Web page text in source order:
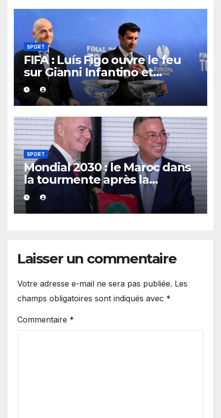
SPORT
FIFA : Luís Figo ouvre le feu
sur Gianni Infantino et
réclame un nouveau patron à
la tête de l’instance
mondiale.
SPORT
Mondial 2030 : le Maroc dans
la tourmente après la
demande de retrait formulée
par un parti écologiste
portugais.
Laisser un commentaire
Votre adresse e-mail ne sera pas publiée. Les
champs obligatoires sont indiqués avec *
Commentaire *